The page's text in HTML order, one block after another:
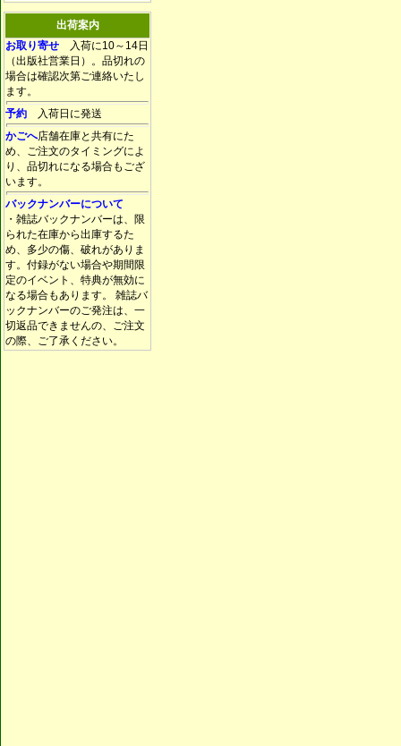
出荷案内
お取り寄せ 入荷に10～14日
（出版社営業日）。品切れの
場合は確認次第ご連絡いたし
ます。
予約 入荷日に発送
かごへ店舗在庫と共有にた
め、ご注文のタイミングによ
り、品切れになる場合もござ
います。
バックナンバーについて
・雑誌バックナンバーは、限
られた在庫から出庫するた
め、多少の傷、破れがありま
す。付録がない場合や期間限
定のイベント、特典が無効に
なる場合もあります。 雑誌バ
ックナンバーのご発注は、一
切返品できませんの、ご注文
の際、ご了承ください。